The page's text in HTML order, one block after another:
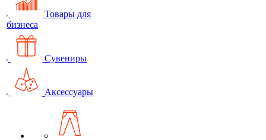
Товары для
бизнеса
Сувениры
Аксессуары